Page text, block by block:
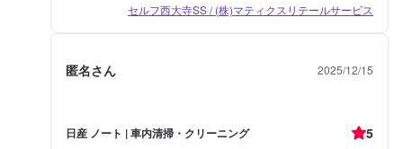
セルフ西大寺SS / (株)マティクスリテールサービス
匿名さん 2025/12/15
日産 ノート | 車内清掃・クリーニング 5